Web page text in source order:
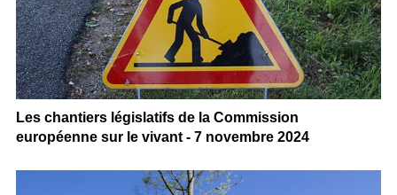
Les chantiers législatifs de la Commission
européenne sur le vivant - 7 novembre 2024